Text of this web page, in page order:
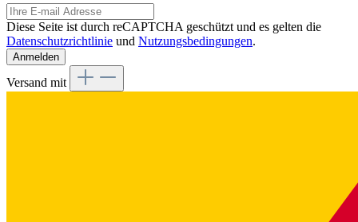
Diese Seite ist durch reCAPTCHA geschützt und es gelten die
Datenschutzrichtlinie und Nutzungsbedingungen.
Anmelden
Versand mit